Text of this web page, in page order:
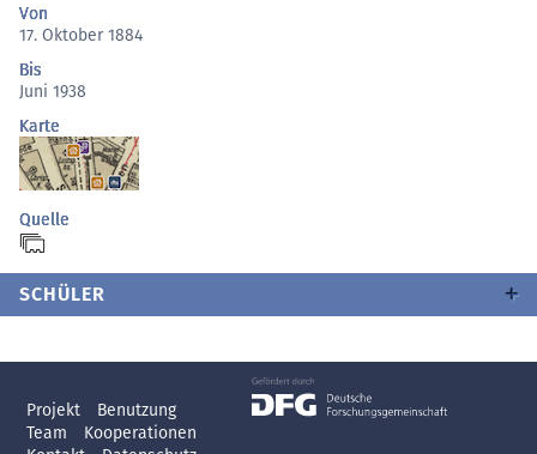
Von
17. Oktober 1884
Bis
Juni 1938
Karte
Quelle
SCHÜLER
Projekt
Benutzung
Team
Kooperationen